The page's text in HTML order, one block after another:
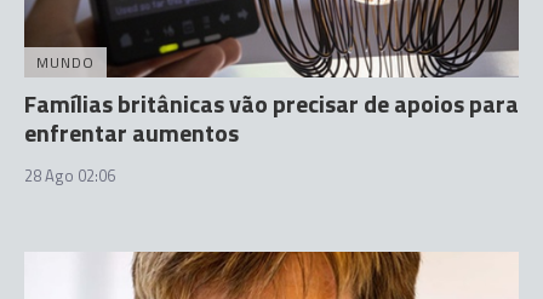
MUNDO
Famílias britânicas vão precisar de apoios para
enfrentar aumentos
28 Ago 02:06